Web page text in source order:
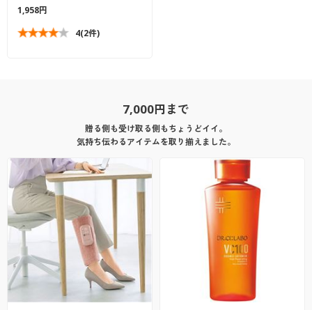
1,958円
4(2件)
7,000円まで
贈る側も受け取る側もちょうどイイ。
気持ち伝わるアイテムを取り揃えました。